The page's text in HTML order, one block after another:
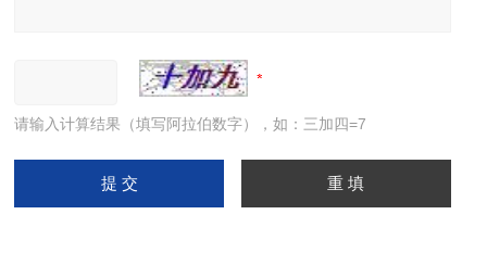
请输入计算结果（填写阿拉伯数字），如：三加四=7